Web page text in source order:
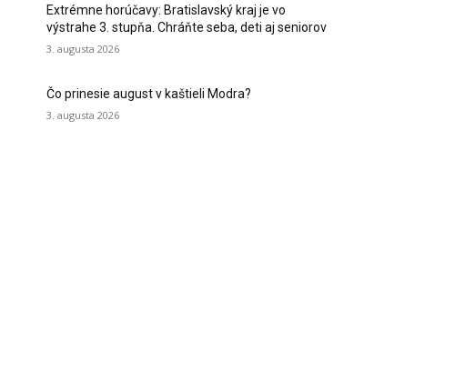
Extrémne horúčavy: Bratislavský kraj je vo
výstrahe 3. stupňa. Chráňte seba, deti aj seniorov
3. augusta 2026
Čo prinesie august v kaštieli Modra?
3. augusta 2026